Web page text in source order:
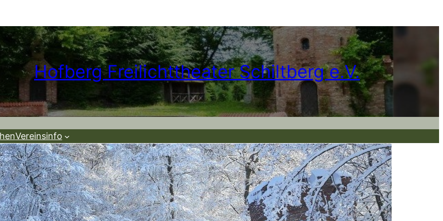
Hofberg Freilichttheater Schiltberg e.V.
Vereinsinfo